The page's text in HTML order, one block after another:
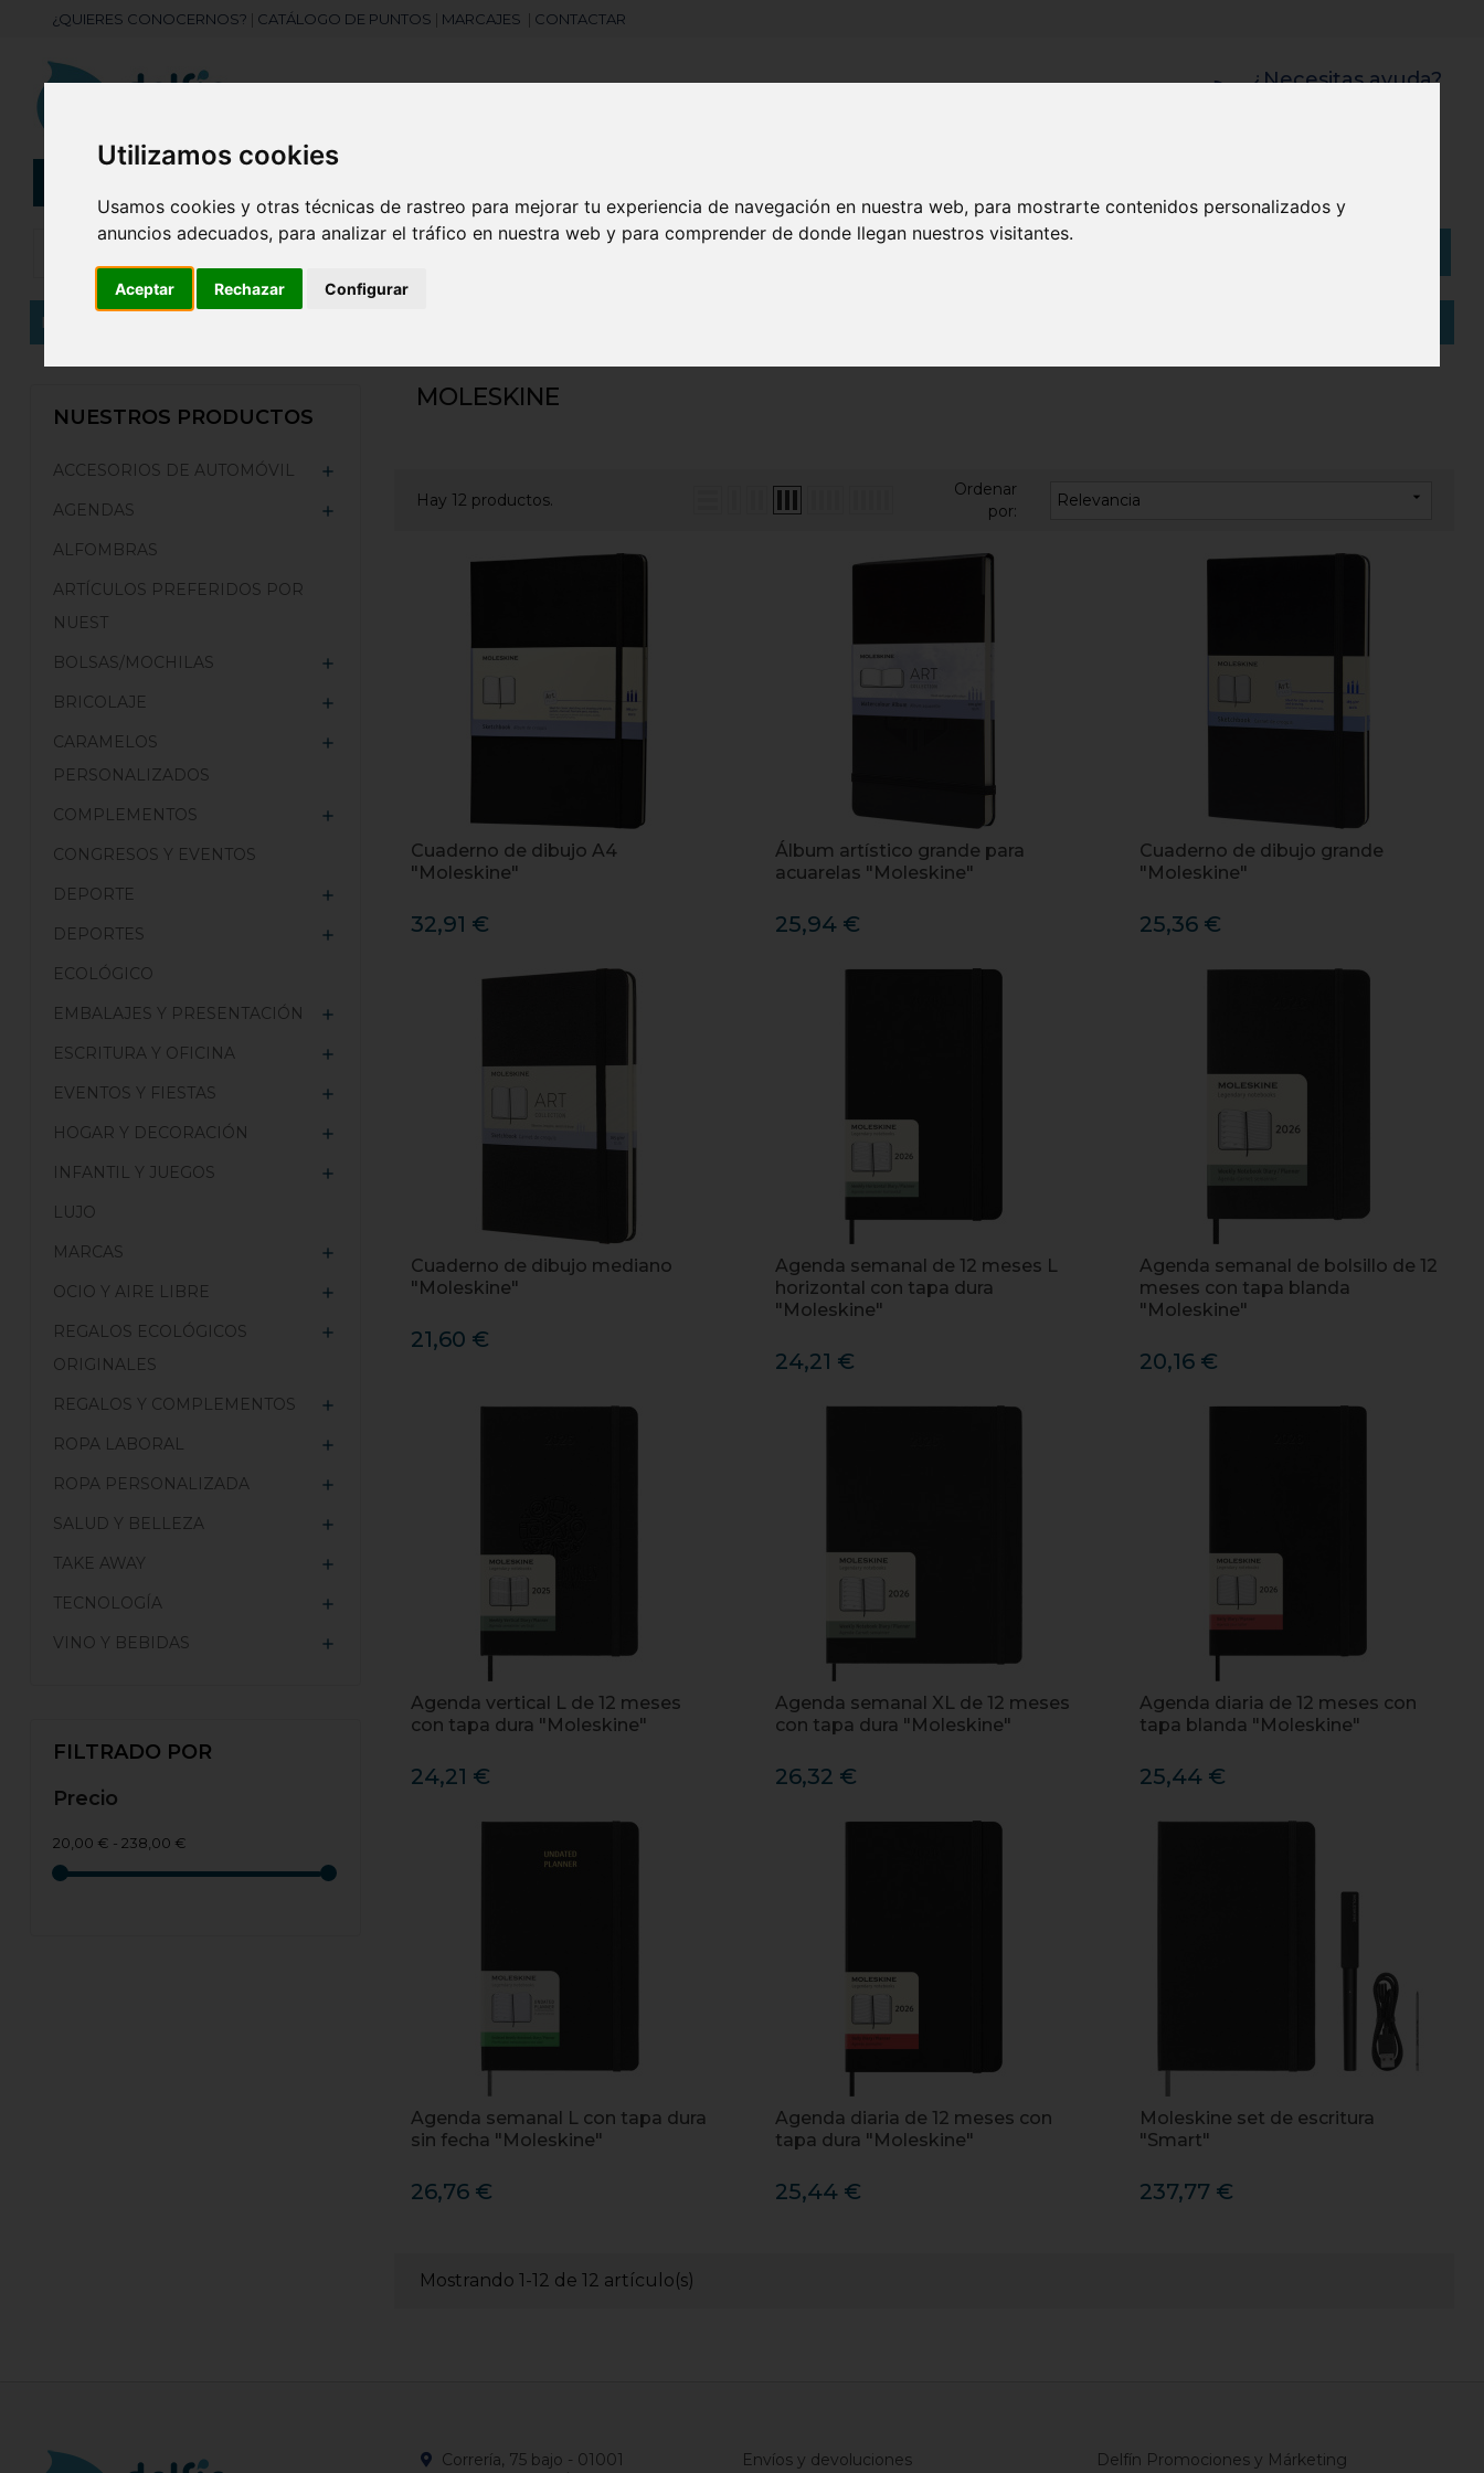
Utilizamos cookies
Usamos cookies y otras técnicas de rastreo para mejorar tu experiencia de navegación en nuestra web, para mostrarte contenidos personalizados y
anuncios adecuados, para analizar el tráfico en nuestra web y para comprender de donde llegan nuestros visitantes.
Aceptar Rechazar Configurar
¿QUIERES CONOCERNOS? CATÁLOGO DE PUNTOS MARCAJES CONTACTAR
¿Necesitas ayuda?
Inicio
NUESTROS PRODUCTOS
ACCESORIOS DE AUTOMÓVIL 
AGENDAS 
ALFOMBRAS
ARTÍCULOS PREFERIDOS POR
NUEST
BOLSAS/MOCHILAS

BRICOLAJE 
CARAMELOS
PERSONALIZADOS

COMPLEMENTOS 
CONGRESOS Y EVENTOS
DEPORTE

DEPORTES 
ECOLÓGICO
EMBALAJES Y PRESENTACIÓN

ESCRITURA Y OFICINA 
EVENTOS Y FIESTAS 
HOGAR Y DECORACIÓN 
INFANTIL Y JUEGOS 
LUJO
MARCAS

OCIO Y AIRE LIBRE 
REGALOS ECOLÓGICOS
ORIGINALES

REGALOS Y COMPLEMENTOS 
ROPA LABORAL 
ROPA PERSONALIZADA 
SALUD Y BELLEZA 
TAKE AWAY 
TECNOLOGÍA 
VINO Y BEBIDAS 
FILTRADO POR
Precio
20,00 € - 238,00 €
MOLESKINE
Hay 12 productos.
Ordenar
por:
Relevancia 
Cuaderno de dibujo A4
"Moleskine"
32,91 €
Álbum artístico grande para
acuarelas "Moleskine"
25,94 €
Cuaderno de dibujo grande
"Moleskine"
25,36 €
Cuaderno de dibujo mediano
"Moleskine"
21,60 €
Agenda semanal de 12 meses L
horizontal con tapa dura
"Moleskine"
24,21 €
Agenda semanal de bolsillo de 12
meses con tapa blanda
"Moleskine"
20,16 €
Agenda vertical L de 12 meses
con tapa dura "Moleskine"
24,21 €
Agenda semanal XL de 12 meses
con tapa dura "Moleskine"
26,32 €
Agenda diaria de 12 meses con
tapa blanda "Moleskine"
25,44 €
Agenda semanal L con tapa dura
sin fecha "Moleskine"
26,76 €
Agenda diaria de 12 meses con
tapa dura "Moleskine"
25,44 €
Moleskine set de escritura
"Smart"
237,77 €
Mostrando 1-12 de 12 artículo(s)
Correría, 75 bajo - 01001
Envíos y devoluciones
Delfín Promociones y Márketing